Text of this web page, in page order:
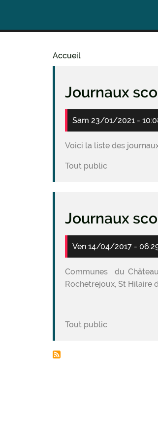
Fil
d'Ariane
Accueil
Journaux
Sam 23/01/2021 -
Voici la liste des
Tout public
Journaux
Ven 14/04/2017 -
Communes du
Rochetrejoux, St Hilaire
Tout public